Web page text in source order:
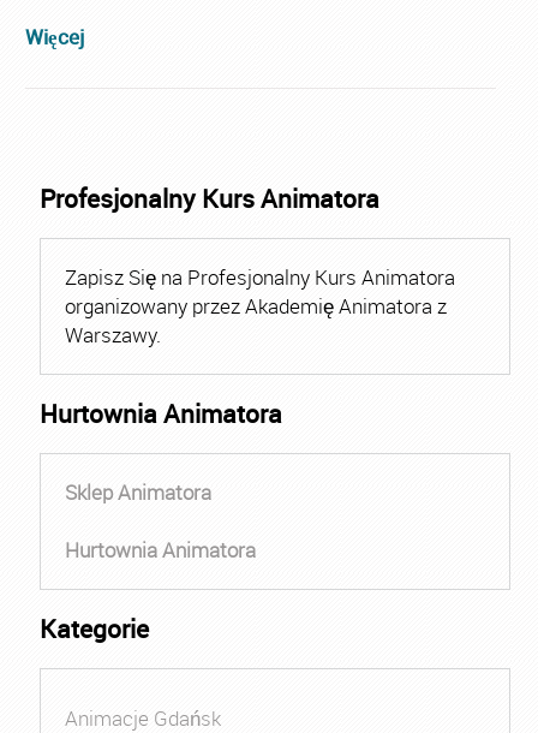
Więcej
Profesjonalny Kurs Animatora
Zapisz Się na Profesjonalny Kurs Animatora
organizowany przez Akademię Animatora z
Warszawy.
Hurtownia Animatora
Sklep Animatora
Hurtownia Animatora
Kategorie
Animacje Gdańsk